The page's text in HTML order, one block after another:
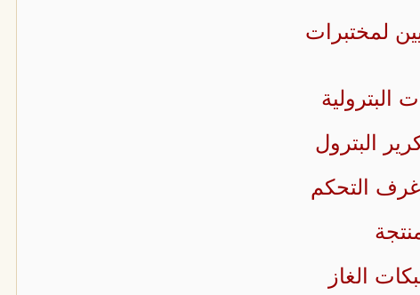
لمختبرات
البترولية
البترول
التحكم
الغاز